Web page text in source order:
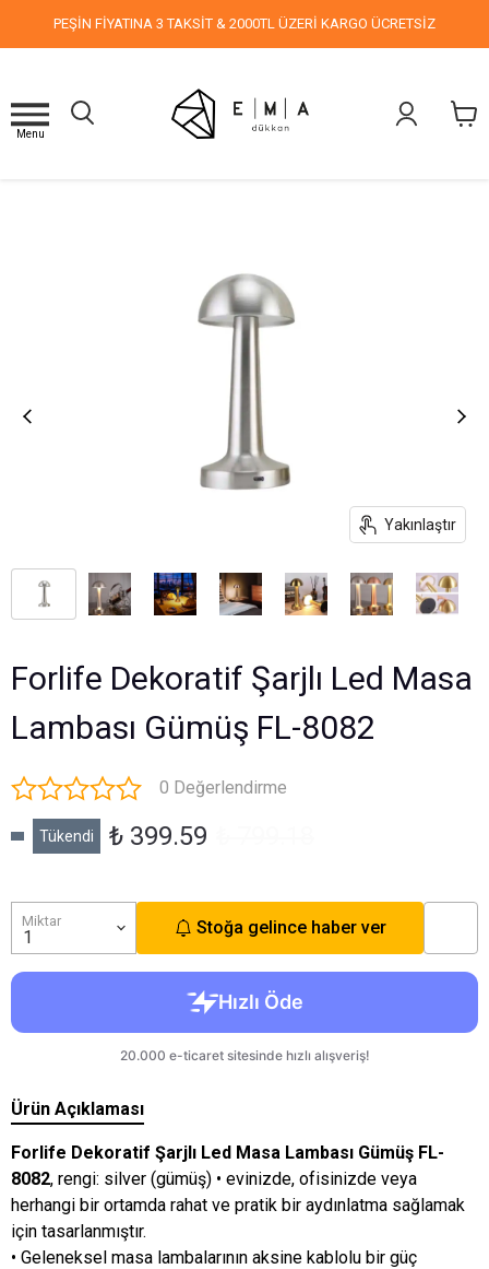
PEŞİN FİYATINA 3 TAKSİT & 2000TL ÜZERİ KARGO ÜCRETSİZ
Menu
Yakınlaştır
Forlife Dekoratif Şarjlı Led Masa
Lambası Gümüş FL-8082
0 Değerlendirme
Tükendi ₺ 399.59
Miktar Stoğa gelince haber ver
Ürün Açıklaması
Forlife Dekoratif Şarjlı Led Masa Lambası Gümüş FL-
8082, rengi: silver (gümüş) • evinizde, ofisinizde veya
herhangi bir ortamda rahat ve pratik bir aydınlatma sağlamak
için tasarlanmıştır.
• Geleneksel masa lambalarının aksine kablolu bir güç